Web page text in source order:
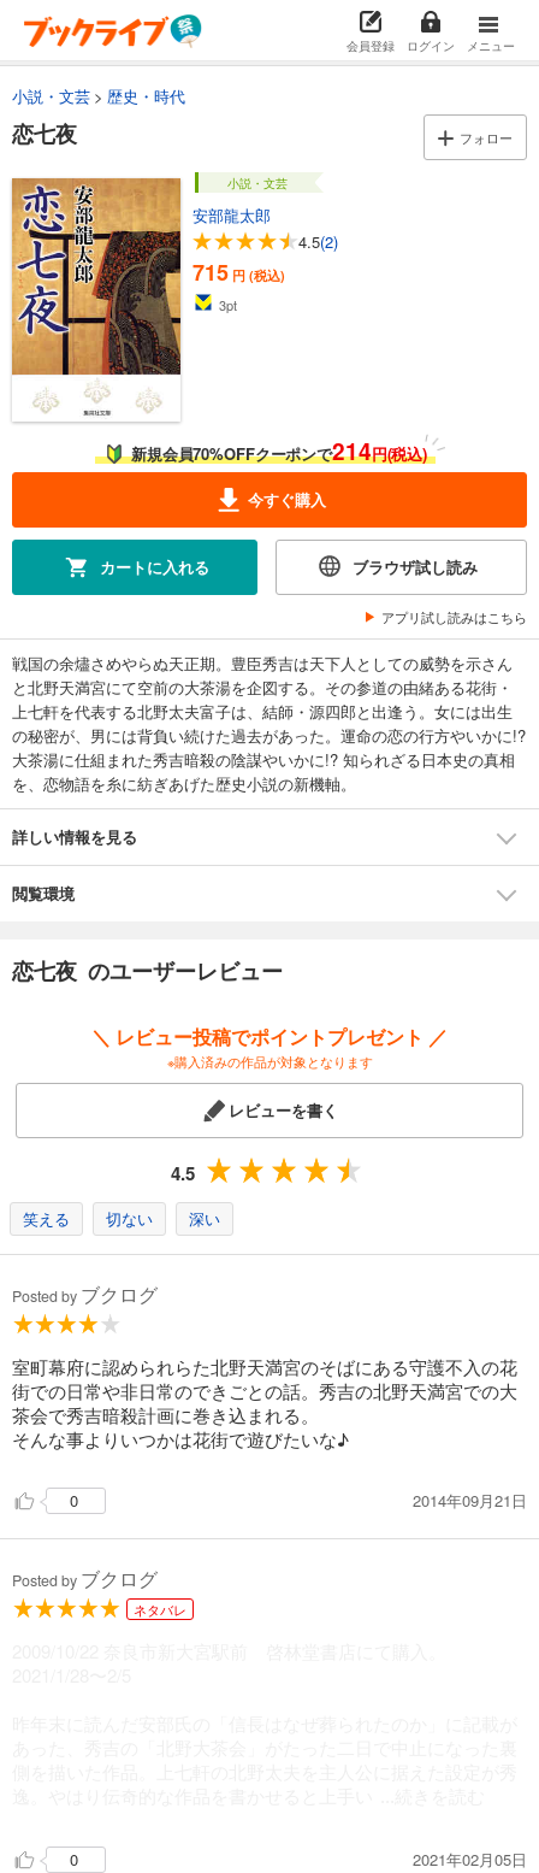
会員登録 ログイン メニュー
小説・文芸 歴史・時代
恋七夜 フォロー
小説・文芸
安部龍太郎
4.5(2)
715 円 (税込)
3pt
新規会員70%OFFクーポンで214円(税込)
今すぐ購入
カートに入れる ブラウザ試し読み
アプリ試し読みはこちら
戦国の余燼さめやらぬ天正期。豊臣秀吉は天下人としての威勢を示さん
と北野天満宮にて空前の大茶湯を企図する。その参道の由緒ある花街・
上七軒を代表する北野太夫富子は、結師・源四郎と出逢う。女には出生
の秘密が、男には背負い続けた過去があった。運命の恋の行方やいかに!?
大茶湯に仕組まれた秀吉暗殺の陰謀やいかに!? 知られざる日本史の真相
を、恋物語を糸に紡ぎあげた歴史小説の新機軸。
詳しい情報を見る
閲覧環境
恋七夜 のユーザーレビュー
＼ レビュー投稿でポイントプレゼント ／
※購入済みの作品が対象となります
レビューを書く
4.5
笑える 切ない 深い
Posted by ブクログ
室町幕府に認められらた北野天満宮のそばにある守護不入の花
街での日常や非日常のできごとの話。秀吉の北野天満宮での大
茶会で秀吉暗殺計画に巻き込まれる。
そんな事よりいつかは花街で遊びたいな♪
0 2014年09月21日
Posted by ブクログ
ネタバレ
0 2021年02月05日